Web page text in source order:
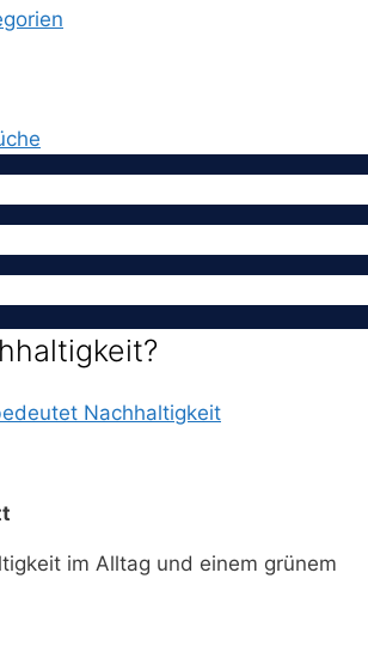
Nachhaltigkeit
im Alltag und einem grünem